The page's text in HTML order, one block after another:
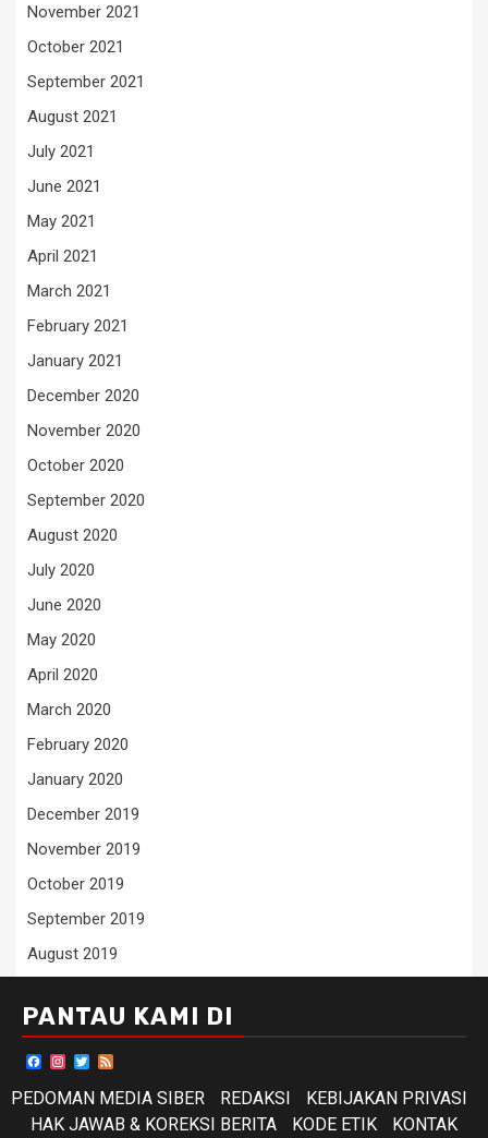
November 2021
October 2021
September 2021
August 2021
July 2021
June 2021
May 2021
April 2021
March 2021
February 2021
January 2021
December 2020
November 2020
October 2020
September 2020
August 2020
July 2020
June 2020
May 2020
April 2020
March 2020
February 2020
January 2020
December 2019
November 2019
October 2019
September 2019
August 2019
PANTAU KAMI DI
Facebook
Instagram
Twitter
PEDOMAN MEDIA SIBER
REDAKSI
KEBIJAKAN PRIVASI
HAK JAWAB & KOREKSI BERITA
KODE ETIK KONTAK